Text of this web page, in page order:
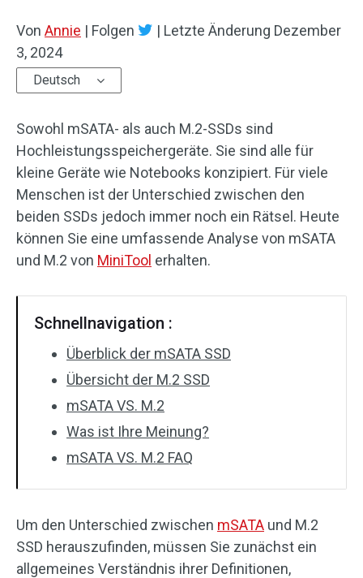
Von Annie | Folgen | Letzte Änderung Dezember
3, 2024
Deutsch
Sowohl mSATA- als auch M.2-SSDs sind
Hochleistungsspeichergeräte. Sie sind alle für
kleine Geräte wie Notebooks konzipiert. Für viele
Menschen ist der Unterschied zwischen den
beiden SSDs jedoch immer noch ein Rätsel. Heute
können Sie eine umfassende Analyse von mSATA
und M.2 von MiniTool erhalten.
Schnellnavigation :
Überblick der mSATA SSD
Übersicht der M.2 SSD
mSATA VS. M.2
Was ist Ihre Meinung?
mSATA VS. M.2 FAQ
Um den Unterschied zwischen mSATA und M.2
SSD herauszufinden, müssen Sie zunächst ein
allgemeines Verständnis ihrer Definitionen,